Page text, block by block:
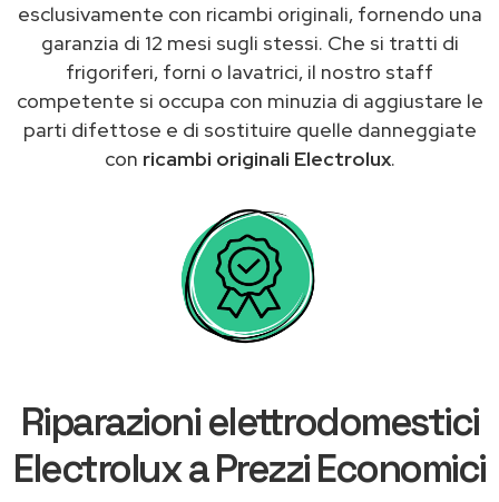
esclusivamente con ricambi originali, fornendo una
garanzia di 12 mesi sugli stessi. Che si tratti di
frigoriferi, forni o lavatrici, il nostro staff
competente si occupa con minuzia di aggiustare le
parti difettose e di sostituire quelle danneggiate
con ricambi originali Electrolux.
Riparazioni elettrodomestici
Electrolux a Prezzi Economici